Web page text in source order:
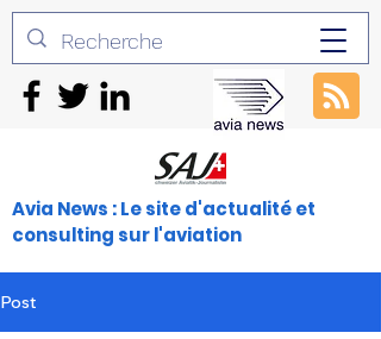
Avia News : Le site d'actualité et
consulting sur l'aviation
Post